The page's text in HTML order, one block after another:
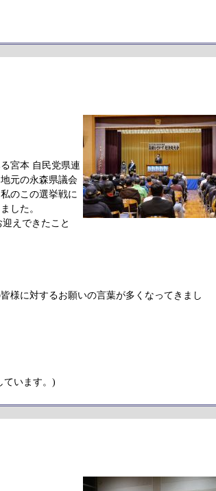
宮本 自民党県連
元の永森県議会
のこの選挙戦に
した。
えできたこと
様に対するお願いの言葉が多くなってきまし
ています。)